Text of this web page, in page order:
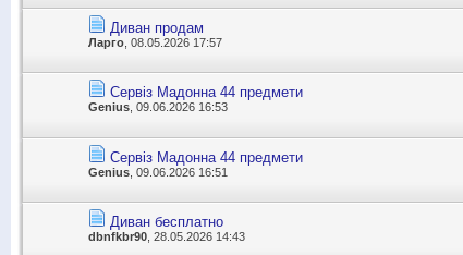
Диван продам
Ларго , 08.05.2026 17:57
Сервіз Мадонна 44 предмети
Genius , 09.06.2026 16:53
Сервіз Мадонна 44 предмети
Genius , 09.06.2026 16:51
Диван бесплатно
dbnfkbr90 , 28.05.2026 14:43